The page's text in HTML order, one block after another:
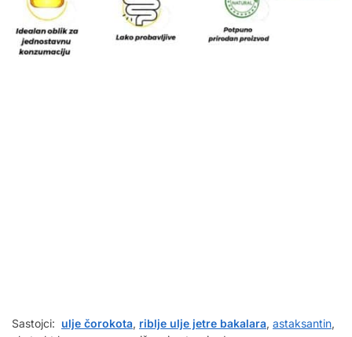
Sastojci: ulje čorokota, riblje ulje jetre bakalara, astaksantin,